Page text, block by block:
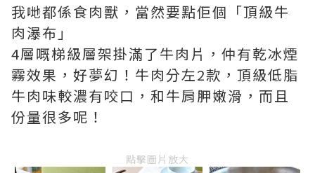
我哋都係食肉獸，當然要點佢個「頂級牛
肉瀑布」
4層嘅梯級層架掛滿了牛肉片，仲有乾冰煙
霧效果，好夢幻！牛肉分左2款，頂級低脂
牛肉味較濃有咬口，和牛肩胛嫩滑，而且
份量很多呢！
點擊圖片放大